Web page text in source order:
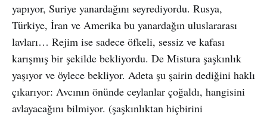
yapıyor, Suriye yanardağını seyrediyordu. Rusya,
Türkiye, İran ve Amerika bu yanardağın uluslararası
lavları… Rejim ise sadece öfkeli, sessiz ve kafası
karışmış bir şekilde bekliyordu. De Mistura şaşkınlık
yaşıyor ve öylece bekliyor. Adeta şu şairin dediğini haklı
çıkarıyor: Avcının önünde ceylanlar çoğaldı, hangisini
avlayacağını bilmiyor. (şaşkınlıktan hiçbirini